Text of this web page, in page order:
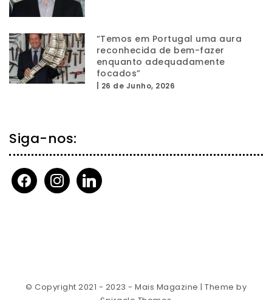
“Temos em Portugal uma aura
reconhecida de bem-fazer
enquanto adequadamente
focados”
26 de Junho, 2026
Siga-nos:
facebookinstagramlinkedin
© Copyright 2021 - 2023 - Mais Magazine | Theme by